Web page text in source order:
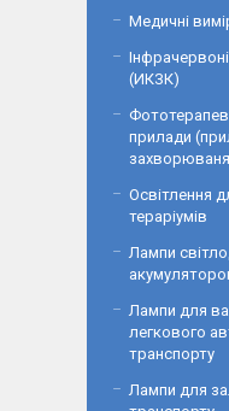
Медичні
(ИКЗК)
прилади
Освітлення
тераріумів
Лампи
Лампи для
легкового
транспорту
Лампи для